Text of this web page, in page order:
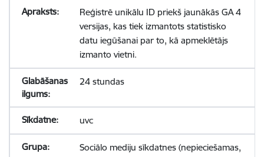
Reģistrē unikālu ID priekš jaunākās GA 4
versijas, kas tiek izmantots statistisko
datu iegūšanai par to, kā apmeklētājs
izmanto vietni.
24 stundas
uvc
Sociālo mediju sīkdatnes (nepieciešamas,